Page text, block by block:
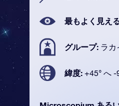
最もよく見え
グループ: ラカ
緯度: +45° へ -